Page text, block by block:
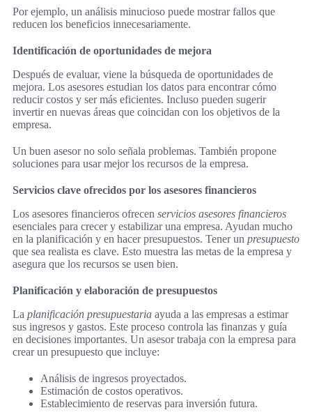
Por ejemplo, un análisis minucioso puede mostrar fallos que
reducen los beneficios innecesariamente.
Identificación de oportunidades de mejora
Después de evaluar, viene la búsqueda de oportunidades de
mejora. Los asesores estudian los datos para encontrar cómo
reducir costos y ser más eficientes. Incluso pueden sugerir
invertir en nuevas áreas que coincidan con los objetivos de la
empresa.
Un buen asesor no solo señala problemas. También propone
soluciones para usar mejor los recursos de la empresa.
Servicios clave ofrecidos por los asesores financieros
Los asesores financieros ofrecen servicios asesores financieros
esenciales para crecer y estabilizar una empresa. Ayudan mucho
en la planificación y en hacer presupuestos. Tener un presupuesto
que sea realista es clave. Esto muestra las metas de la empresa y
asegura que los recursos se usen bien.
Planificación y elaboración de presupuestos
La planificación presupuestaria ayuda a las empresas a estimar
sus ingresos y gastos. Este proceso controla las finanzas y guía
en decisiones importantes. Un asesor trabaja con la empresa para
crear un presupuesto que incluye:
Análisis de ingresos proyectados.
Estimación de costos operativos.
Establecimiento de reservas para inversión futura.